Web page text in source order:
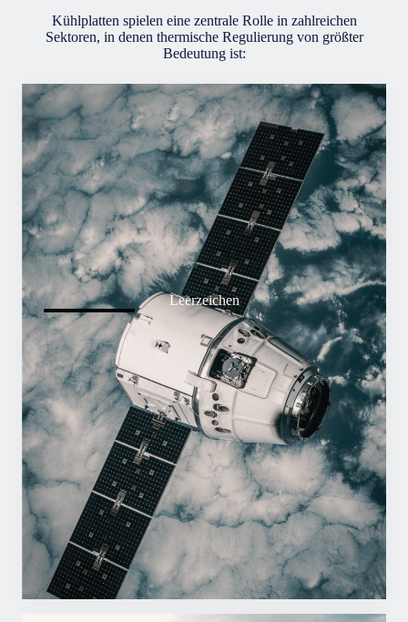
Kühlplatten spielen eine zentrale Rolle in zahlreichen
Sektoren, in denen thermische Regulierung von größter
Bedeutung ist:
Leerzeichen
Leichte Hochleistungskomponenten für extreme
Umgebungen